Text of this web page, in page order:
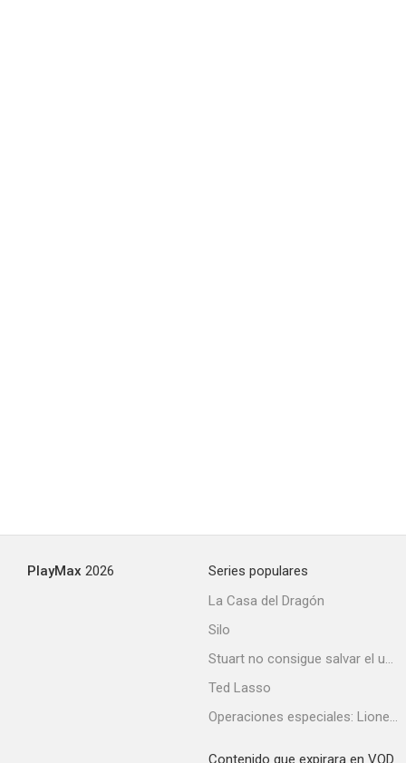
PlayMax 2026
Series populares
La Casa del Dragón
Silo
Stuart no consigue salvar el universo
Ted Lasso
Operaciones especiales: Lioness
Contenido que expirara en VOD